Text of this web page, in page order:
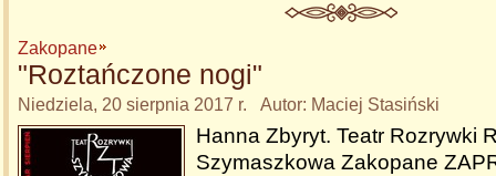
Zakopane
"Roztańczone nogi"
Niedziela, 20 sierpnia 2017 r. Autor: Maciej Stasiński
Hanna Zbyryt. Teatr Rozrywki
Szymaszkowa Zakopane